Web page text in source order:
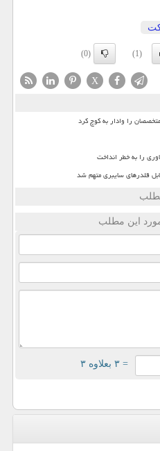
(1)
(0)
X
را وادار به کوچ کرد
را به خطر انداخت
قلدرهای سایبری متهم شد
این مطلب
= ۳ بعلاوه ۳